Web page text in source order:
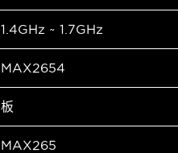
1.4GHz ~ 1.7GHz
MAX2654
板
MAX265